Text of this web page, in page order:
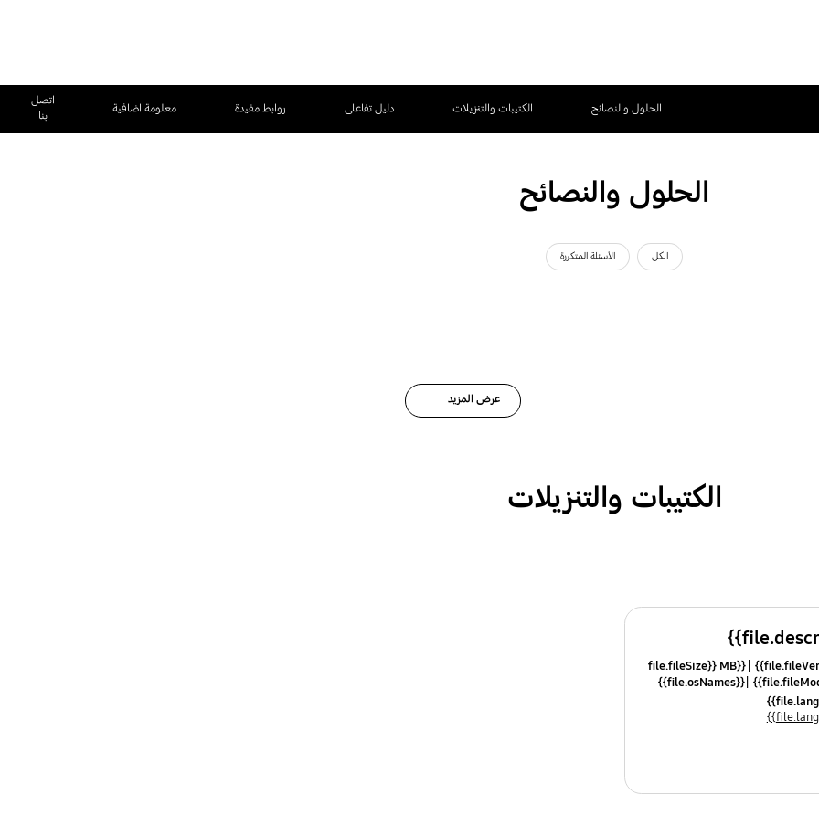
الحلول والنصائح الكتيبات والتنزيلات دليل تفاعلى روابط مفيدة معلومة اضافية
اتصل
بنا
الحلول والنصائح
الكل الأسئلة المتكررة
عرض المزيد
الكتيبات والتنزيلات
{{file.fileSize}} MB
{{file.osNames}}